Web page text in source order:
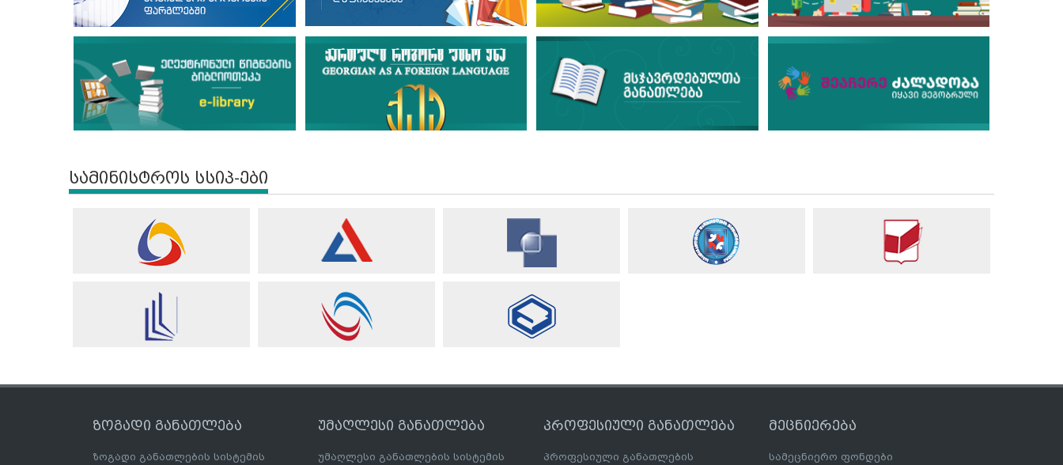
სამინისტროს სსიპ-ები
ზოგადი განათლება
ზოგადი განათლების სისტემის
უმაღლესი განათლება
უმაღლესი განათლების სისტემის
პროფესიული განათლება
პროფესიული განათლების
მეცნიერება
სამეცნიერო ფონდები